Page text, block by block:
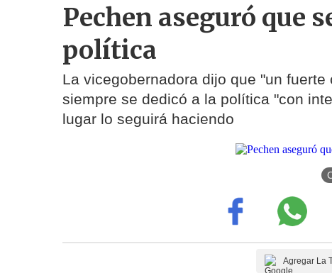
Pechen aseguró que
política
La vicegobernadora dijo que "un
siempre se dedicó a la política "con
lugar lo seguirá haciendo
Agregar La